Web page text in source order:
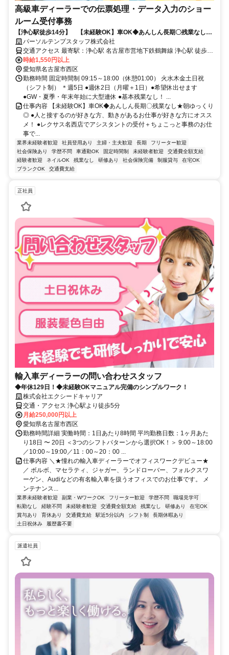
高級車ディーラーでの伝票処理・データ入力のショー
ルーム受付事務
【浄心駅徒歩14分】 【未経験OK】車OK◆あんしん長期〇残業なし！
朝ゆっくり〇
パーソルテンプスタッフ株式会社
交通アクセス 最寄駅：浄心駅 名古屋市営地下鉄鶴舞線 浄心駅 徒歩14
分 名鉄名古屋本線 栄生駅 民間バス7分 ●市バス 名駅11「康生通四丁
目」から徒歩1分 車通勤可能 ●敷地内に無料駐車場あり
時給1,550円以上
愛知県名古屋市西区
勤務時間 固定時間制 09:15～18:00（休憩01:00） 火水木金土日祝
（シフト制） ＊週5日 ●週休2日（月曜＋1日）●希望休出せます
●GW・夏季・年末年始に大型連休 ●基本残業なし！ ...
仕事内容 【未経験OK】車OK◆あんしん長期〇残業なし★朝ゆっくり
◎ ●人と接するのが好きな方、動きがあるお仕事が好きな方にオスス
メ！ ●レクサス名西店でアシスタントの受付＋ちょこっと事務のお仕
事で...
業界未経験者歓迎 社員登用あり 主婦・主夫歓迎 長期
フリーター歓迎
社会保険あり
学歴不問 車通勤OK 固定時間制 未経験者歓迎
交通費全額支給
経験者歓迎
ネイルOK 残業なし 研修あり 社会保険完備 制服貸与
在宅OK
ブランクOK
交通費支給
正社員
輸入車ディーラーの問い合わせスタッフ
◆年休129日！◆未経験OKマニュアル完備のシンプルワーク！
株式会社エクシードキャリア
交通・アクセス 浄心駅より徒歩5分
月給250,000円以上
愛知県名古屋市西区
勤務時間詳細 実働時間：1日あたり8時間 平均勤務日数：1ヶ月あた
り18日 〜 20日 ＜3つのシフトパターンから選択OK！＞ 9:00～18:00
／10:00～19:00／11：00～20：00 ...
仕事内容 ＼★憧れの輸入車ディーラーでオフィスワークデビュー★
／ ボルボ、マセラティ、ジャガー、ランドローバー、フォルクスワ
ーゲン、Audiなどの有名輸入車を扱うオフィスでのお仕事です。 メ
ンテナンス...
業界未経験者歓迎 副業・WワークOK フリーター歓迎 学歴不問
職場見学可
転勤なし
経験不問 未経験者歓迎 交通費全額支給 残業なし 研修あり
在宅OK
賞与あり
育休あり 交通費支給 駅近5分以内 シフト制
長期休暇あり
土日祝休み
履歴書不要
派遣社員